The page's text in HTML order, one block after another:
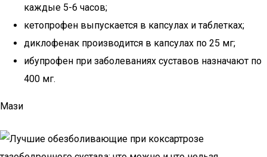
каждые 5-6 часов;
кетопрофен выпускается в капсулах и таблетках;
диклофенак производится в капсулах по 25 мг;
ибупрофен при заболеваниях суставов назначают по
400 мг.
Мази